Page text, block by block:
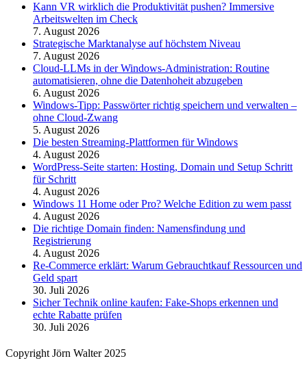
Kann VR wirklich die Produktivität pushen? Immersive
Arbeitswelten im Check
7. August 2026
Strategische Marktanalyse auf höchstem Niveau
7. August 2026
Cloud-LLMs in der Windows-Administration: Routine
automatisieren, ohne die Datenhoheit abzugeben
6. August 2026
Windows-Tipp: Passwörter richtig speichern und verwalten –
ohne Cloud-Zwang
5. August 2026
Die besten Streaming-Plattformen für Windows
4. August 2026
WordPress-Seite starten: Hosting, Domain und Setup Schritt
für Schritt
4. August 2026
Windows 11 Home oder Pro? Welche Edition zu wem passt
4. August 2026
Die richtige Domain finden: Namensfindung und
Registrierung
4. August 2026
Re-Commerce erklärt: Warum Gebrauchtkauf Ressourcen und
Geld spart
30. Juli 2026
Sicher Technik online kaufen: Fake-Shops erkennen und
echte Rabatte prüfen
30. Juli 2026
Copyright Jörn Walter 2025